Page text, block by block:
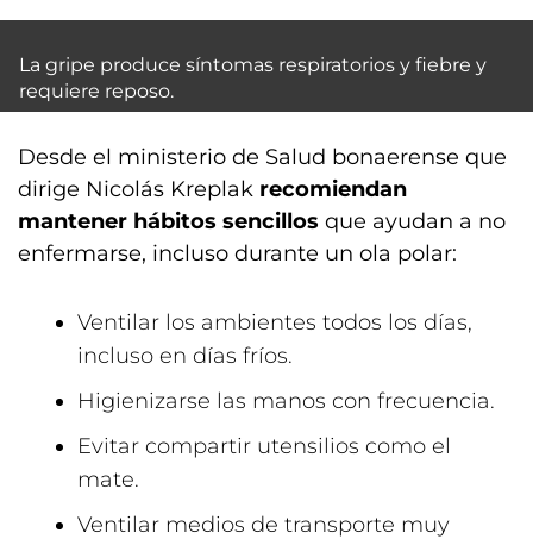
La gripe produce síntomas respiratorios y fiebre y
requiere reposo.
Desde el ministerio de Salud bonaerense que
dirige Nicolás Kreplak recomiendan
mantener hábitos sencillos que ayudan a no
enfermarse, incluso durante un ola polar:
Ventilar los ambientes todos los días,
incluso en días fríos.
Higienizarse las manos con frecuencia.
Evitar compartir utensilios como el
mate.
Ventilar medios de transporte muy